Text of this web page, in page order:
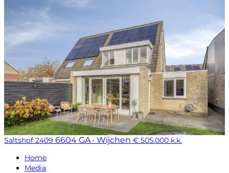
Saltshof 2409 6604 GA · Wijchen € 505.000 k.k.
Home
Media